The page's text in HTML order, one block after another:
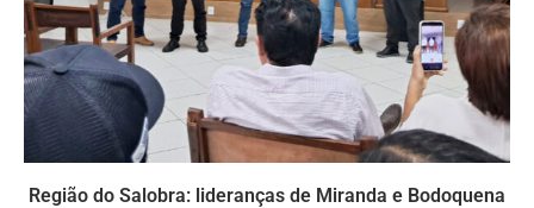
Região do Salobra: lideranças de Miranda e Bodoquena